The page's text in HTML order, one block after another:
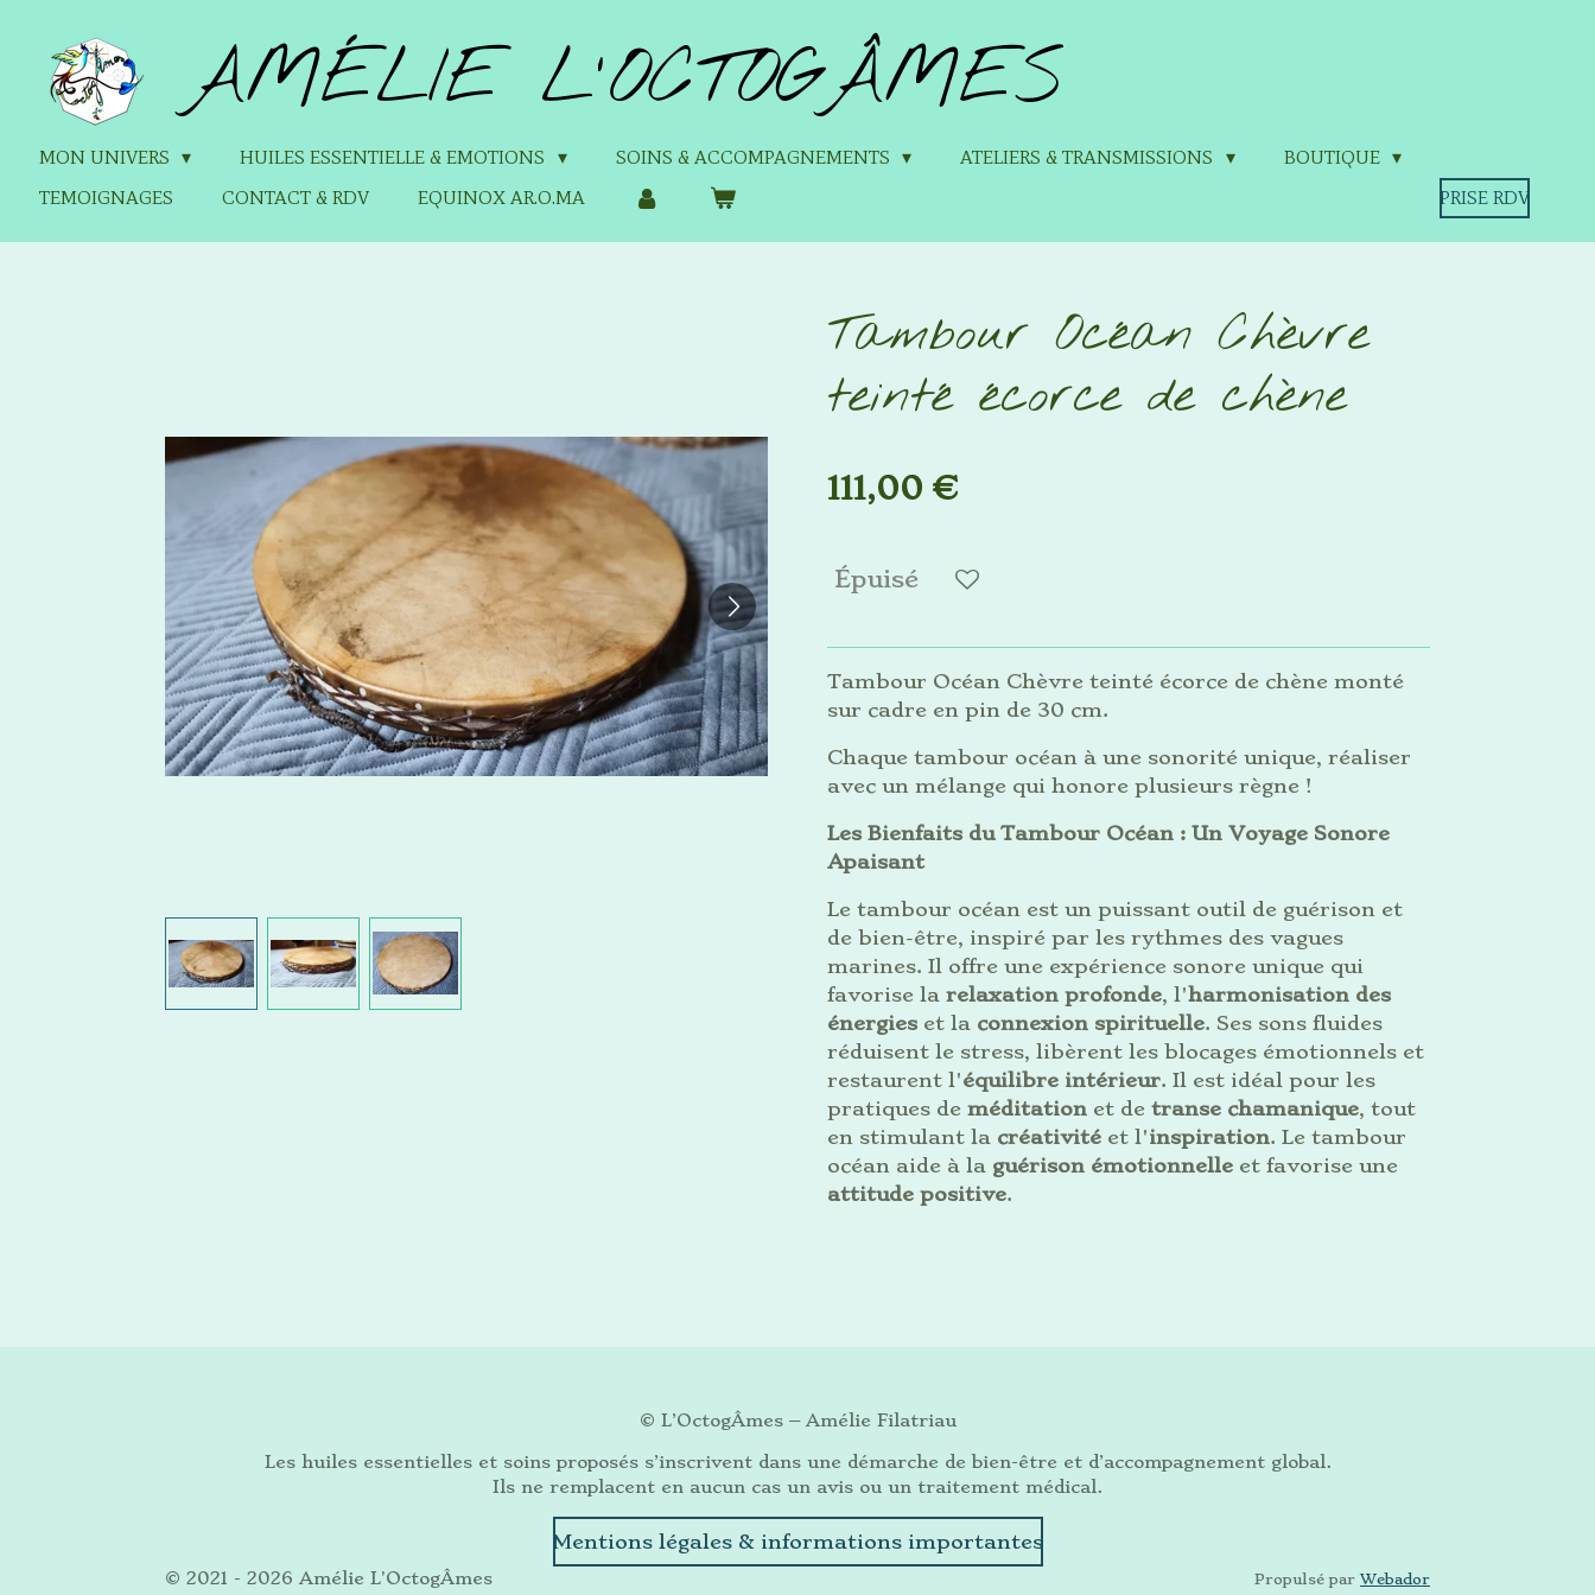
contenu
principal
AMÉLIE L'OCTOGÂMES
MON UNIVERS HUILES ESSENTIELLE & EMOTIONS SOINS & ACCOMPAGNEMENTS ATELIERS & TRANSMISSIONS
BOUTIQUE
TEMOIGNAGES
CONTACT & RDV EQUINOX AR.O.MA PRISE RDV
Tambour Océan Chèvre
teinté écorce de chène
111,00 €
Épuisé
Tambour Océan Chèvre teinté écorce de chène monté
sur cadre en pin de 30 cm.
Chaque tambour océan à une sonorité unique, réaliser
avec un mélange qui honore plusieurs règne !
Les Bienfaits du Tambour Océan : Un Voyage Sonore
Apaisant
Le tambour océan est un puissant outil de guérison et
de bien-être, inspiré par les rythmes des vagues
marines. Il offre une expérience sonore unique qui
favorise la relaxation profonde, l'harmonisation des
énergies et la connexion spirituelle. Ses sons fluides
réduisent le stress, libèrent les blocages émotionnels et
restaurent l'équilibre intérieur. Il est idéal pour les
pratiques de méditation et de transe chamanique, tout
en stimulant la créativité et l'inspiration. Le tambour
océan aide à la guérison émotionnelle et favorise une
attitude positive.
© L’OctogÂmes – Amélie Filatriau
Les huiles essentielles et soins proposés s’inscrivent dans une démarche de bien-être et d’accompagnement global.
Ils ne remplacent en aucun cas un avis ou un traitement médical.
Mentions légales & informations importantes
© 2021 - 2026 Amélie L'OctogÂmes Propulsé par Webador